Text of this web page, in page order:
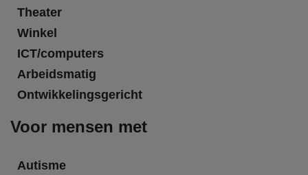
Theater
Winkel
ICT/computers
Arbeidsmatig
Ontwikkelingsgericht
Voor mensen met
Autisme